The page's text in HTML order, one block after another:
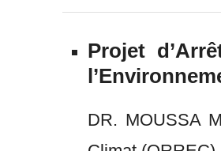
Projet
DR. MOUSSA